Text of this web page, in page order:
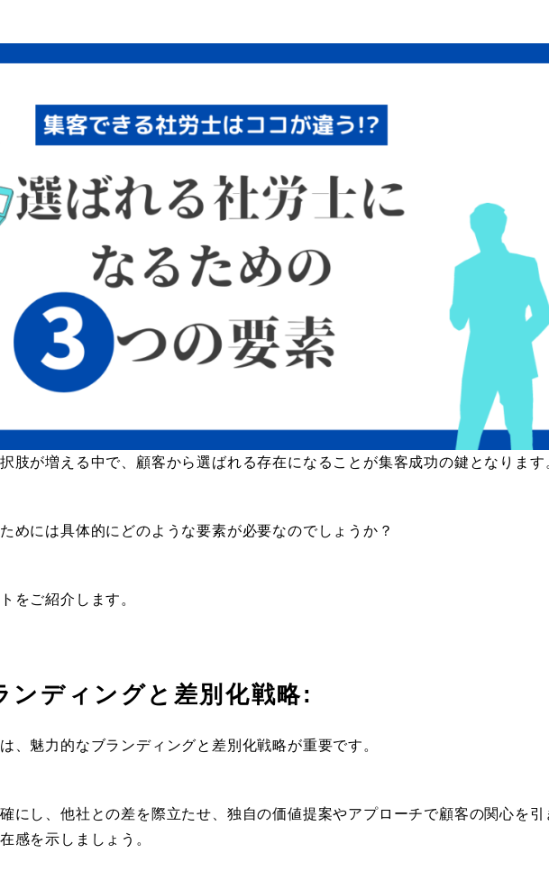
肢が増える中で、顧客から選ばれる存在になることが集客成功の鍵となります
めには具体的にどのような要素が必要なのでしょうか？
をご紹介します。
ンディングと差別化戦略:
、魅力的なブランディングと差別化戦略が重要です。
にし、他社との差を際立たせ、独自の価値提案やアプローチで顧客の関心を引
感を示しましょう。